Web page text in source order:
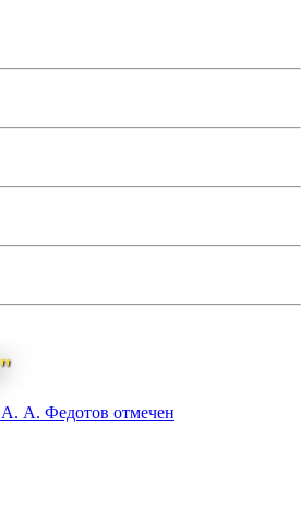
А. А. Федотов отмечен